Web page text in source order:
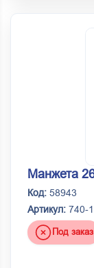
Манжета
Код: 58943
Артикул: 740-
Под заказ